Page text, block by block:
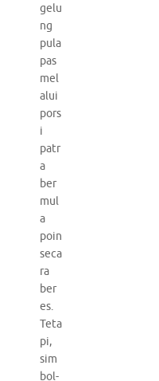
gelu
ng
pula
pas
mel
alui
pors
i
patr
a
ber
mul
a
poin
seca
ra
ber
es.
Teta
pi,
sim
bol-